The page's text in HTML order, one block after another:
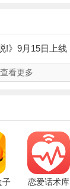
!》9月15日上线
查看更多
子 恋爱话术库